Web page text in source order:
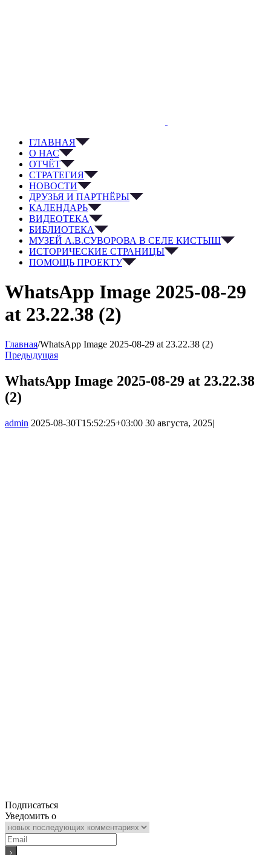
ГЛАВНАЯ
О НАС
ОТЧЁТ
СТРАТЕГИЯ
НОВОСТИ
ДРУЗЬЯ И ПАРТНЁРЫ
КАЛЕНДАРЬ
ВИДЕОТЕКА
БИБЛИОТЕКА
МУЗЕЙ А.В.СУВОРОВА В СЕЛЕ КИСТЫШ
ИСТОРИЧЕСКИЕ СТРАНИЦЫ
ПОМОЩЬ ПРОЕКТУ
WhatsApp Image 2025-08-29
at 23.22.38 (2)
Главная/WhatsApp Image 2025-08-29 at 23.22.38 (2)
Предыдущая
WhatsApp Image 2025-08-29 at 23.22.38
(2)
admin 2025-08-30T15:52:25+03:00 30 августа, 2025|
Подписаться
Уведомить о